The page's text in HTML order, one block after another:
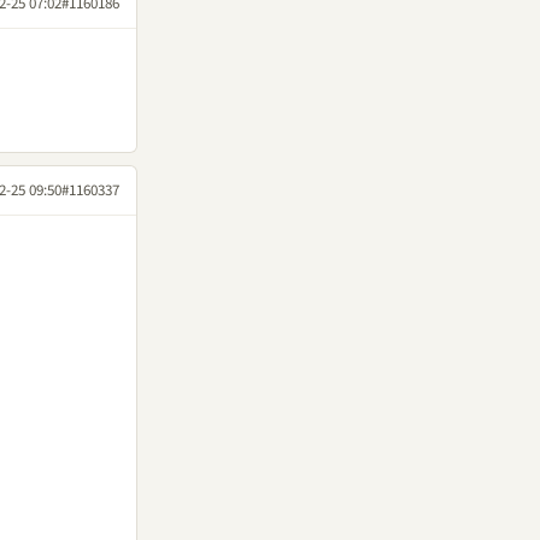
25 09:50#1160337